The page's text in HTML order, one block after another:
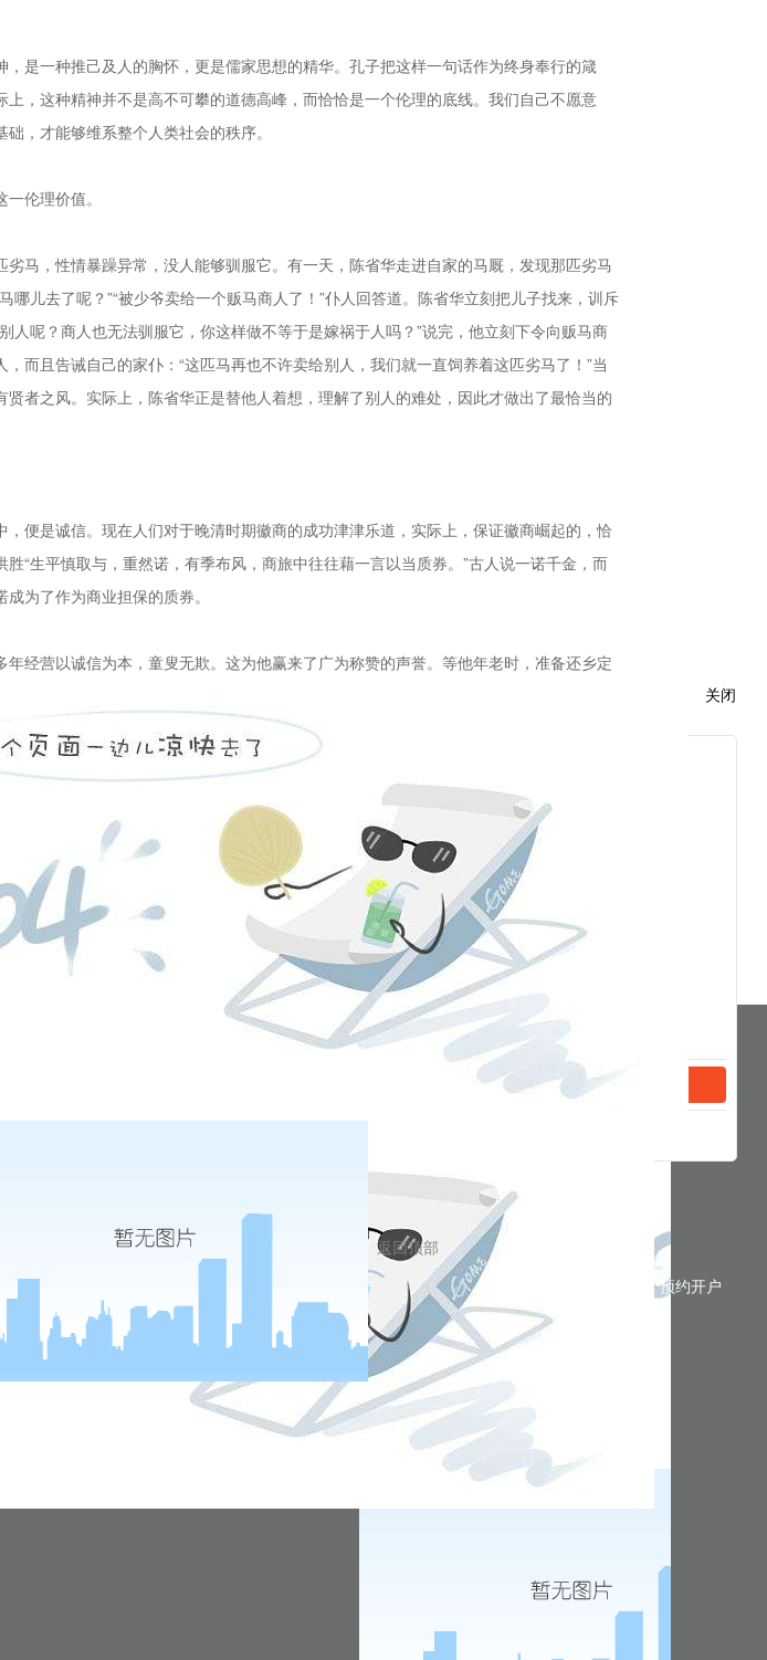
是一种推己及人的胸怀，更是儒家思想的精华。孔子把这样一句话作为终身奉行的箴
，这种精神并不是高不可攀的道德高峰，而恰恰是一个伦理的底线。我们自己不愿意
，才能够维系整个人类社会的秩序。
伦理价值。
马，性情暴躁异常，没人能够驯服它。有一天，陈省华走进自家的马厩，发现那匹劣马
哪儿去了呢？”“被少爷卖给一个贩马商人了！”仆人回答道。陈省华立刻把儿子找来，训斥
人呢？商人也无法驯服它，你这样做不等于是嫁祸于人吗？”说完，他立刻下令向贩马商
而且告诫自己的家仆：“这匹马再也不许卖给别人，我们就一直饲养着这匹劣马了！”当
者之风。实际上，陈省华正是替他人着想，理解了别人的难处，因此才做出了最恰当的
便是诚信。现在人们对于晚清时期徽商的成功津津乐道，实际上，保证徽商崛起的，恰
“生平慎取与，重然诺，有季布风，商旅中往往藉一言以当质券。”古人说一诺千金，而
为了作为商业担保的质券。
经营以诚信为本，童叟无欺。这为他赢来了广为称赞的声誉。等他年老时，准备还乡定
方面，也使得巧佞奸诈者无法借机欺骗他人。
”主题教育工作会议
育管理工作条例》
使用前务请核实，风险自负。
关闭
在线客服
日盘下单电话：
夜盘下单电话：
预约开户
返回顶部